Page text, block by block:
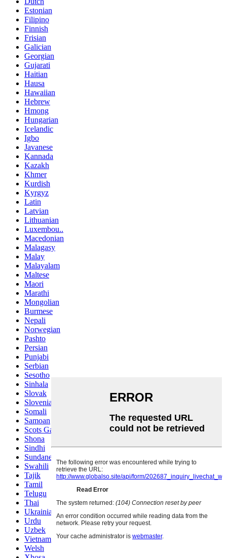
Estonian
Filipino
Finnish
Frisian
Galician
Georgian
Gujarati
Haitian
Hausa
Hawaiian
Hebrew
Hmong
Hungarian
Icelandic
Igbo
Javanese
Kannada
Kazakh
Khmer
Kurdish
Kyrgyz
Latin
Latvian
Lithuanian
Luxembou..
Macedonian
Malagasy
Malay
Malayalam
Maltese
Maori
Marathi
Mongolian
Burmese
Nepali
Norwegian
Pashto
Persian
Punjabi
Serbian
Sesotho
Sinhala
Slovak
Slovenian
Somali
Samoan
Scots Gaelic
Shona
Sindhi
Sundanese
Swahili
Tajik
Tamil
Telugu
Thai
Ukrainian
Urdu
Uzbek
Vietnamese
Welsh